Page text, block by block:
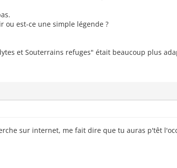
ou est-ce une simple légende ?
et Souterrains refuges" était beaucoup plus
sur internet, me fait dire que tu auras p'têt